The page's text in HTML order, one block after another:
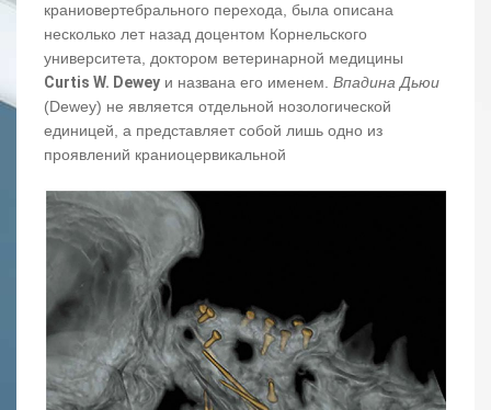
краниовертебрального перехода, была описана
несколько лет назад доцентом Корнельского
университета, доктором ветеринарной медицины
Curtis W. Dewey и названа его именем. Впадина Дьюи
(Dewey) не является отдельной нозологической
единицей, а представляет собой лишь одно из
проявлений краниоцервикальной